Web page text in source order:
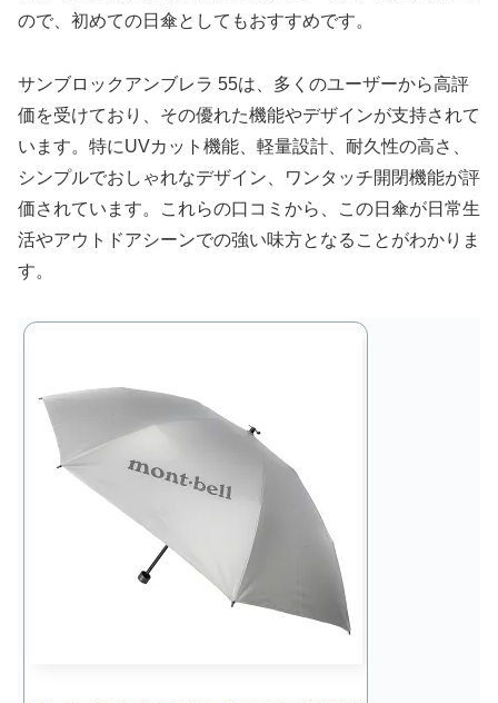
ので、初めての日傘としてもおすすめです。
サンブロックアンブレラ 55は、多くのユーザーから高評
価を受けており、その優れた機能やデザインが支持されて
います。特にUVカット機能、軽量設計、耐久性の高さ、
シンプルでおしゃれなデザイン、ワンタッチ開閉機能が評
価されています。これらの口コミから、この日傘が日常生
活やアウトドアシーンでの強い味方となることがわかりま
す。